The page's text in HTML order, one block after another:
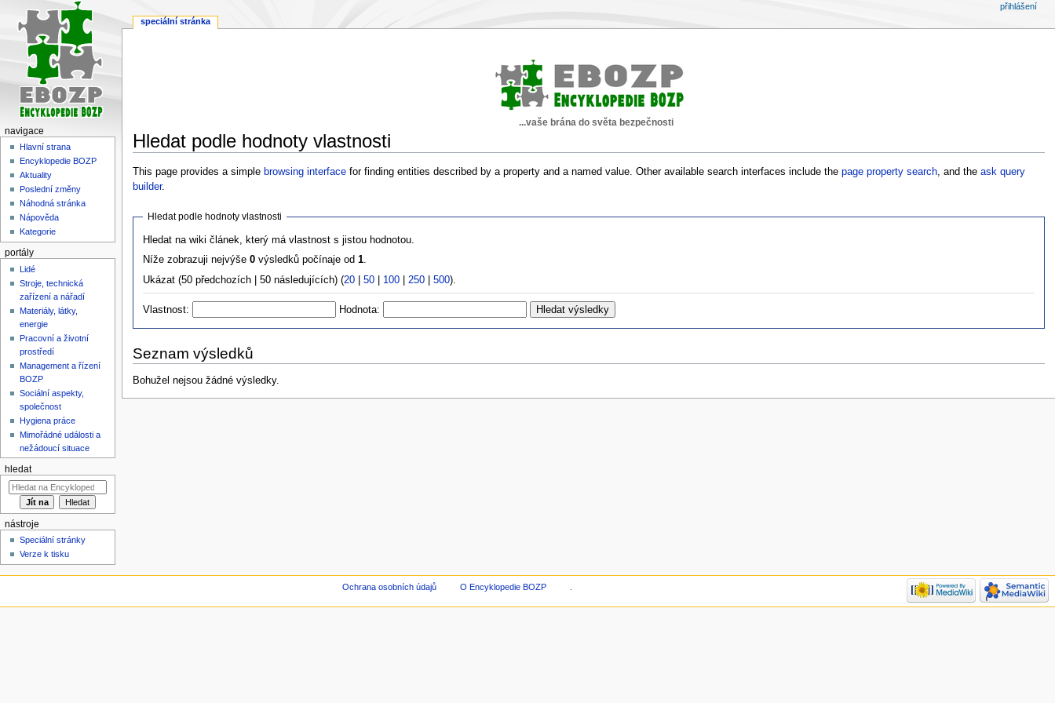
...vaše brána do světa bezpečnosti
Hledat podle hodnoty vlastnosti
Skočit
na
Skočit
na
This page provides a simple browsing interfacefor finding entities described by a property and a named value. Other available search interfaces include the page property search, and the ask query
builder.
Hledat podle hodnoty vlastnosti
Hledat na wiki článek, který má vlastnost s jistou hodnotou.
Níže zobrazuji nejvýše0 výsledků počínaje od1.
Ukázat (50 předchozích | 50 následujících) (20 |50 100 250 |500).
Vlastnost: Hodnota:
Seznam výsledků
Bohužel nejsou žádné výsledky.
speciální stránka
přihlášení
navigace
Hlavní strana
Encyklopedie BOZP
Aktuality
Poslední změny
Náhodná stránka
Nápověda
Kategorie
portály
Lidé
Stroje, technická
zařízení a nářadí
Materiály, látky,
energie
Pracovní a životní
prostředí
Management a řízení
BOZP
Sociální aspekty,
společnost
Hygiena práce
Mimořádné události a
nežádoucí situace
hledat
nástroje
Speciální stránky
Verze k tisku
Ochrana osobních údajů O Encyklopedie BOZP